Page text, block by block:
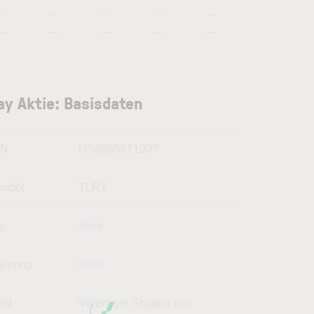
Aktie: Basisdaten
Vereinigte Staaten von